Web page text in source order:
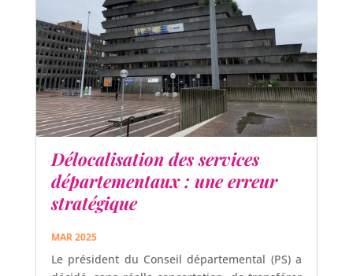
Délocalisation des services
départementaux : une erreur
stratégique
MAR 2025
Le président du Conseil départemental (PS) a